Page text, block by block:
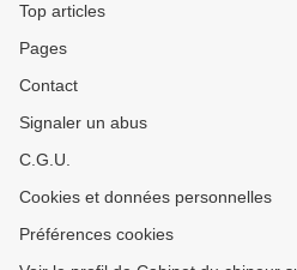
Top articles
Pages
Contact
Signaler un abus
C.G.U.
Cookies et données personnelles
Préférences cookies